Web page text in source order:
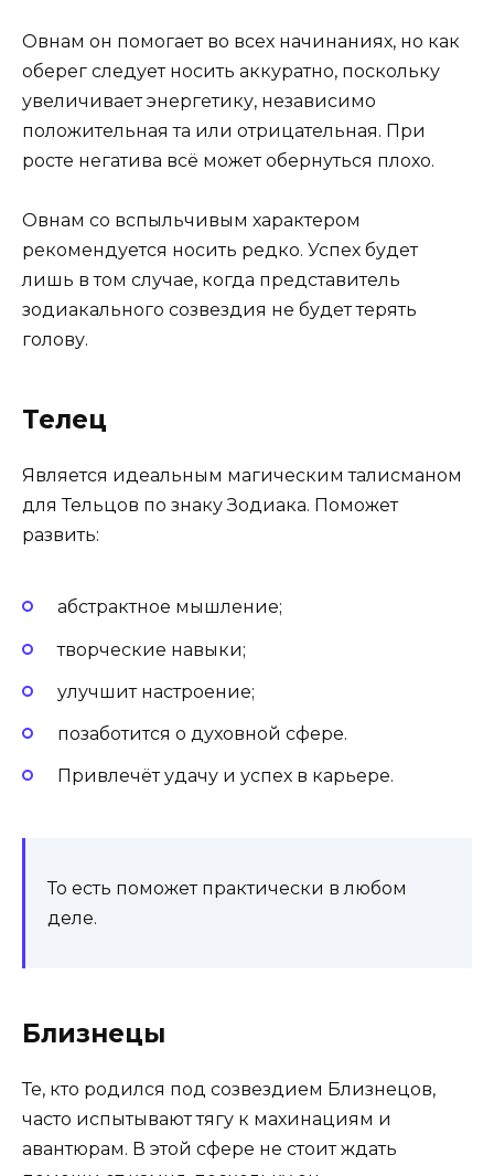
Овнам он помогает во всех начинаниях, но как
оберег следует носить аккуратно, поскольку
увеличивает энергетику, независимо
положительная та или отрицательная. При
росте негатива всё может обернуться плохо.
Овнам со вспыльчивым характером
рекомендуется носить редко. Успех будет
лишь в том случае, когда представитель
зодиакального созвездия не будет терять
голову.
Телец
Является идеальным магическим талисманом
для Тельцов по знаку Зодиака. Поможет
развить:
абстрактное мышление;
творческие навыки;
улучшит настроение;
позаботится о духовной сфере.
Привлечёт удачу и успех в карьере.
То есть поможет практически в любом
деле.
Близнецы
Те, кто родился под созвездием Близнецов,
часто испытывают тягу к махинациям и
авантюрам. В этой сфере не стоит ждать